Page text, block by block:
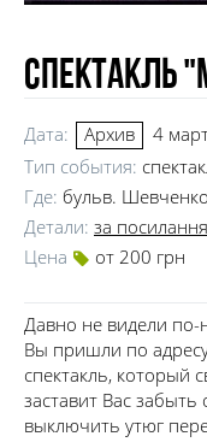
Спектакль
Дата: Архив
4
Тип события:
Где: бульв.
Детали: за
Цена
от 200 грн
Давно не видели по-
Вы пришли по
спектакль, который
заставит Вас забыть
выключить утюг